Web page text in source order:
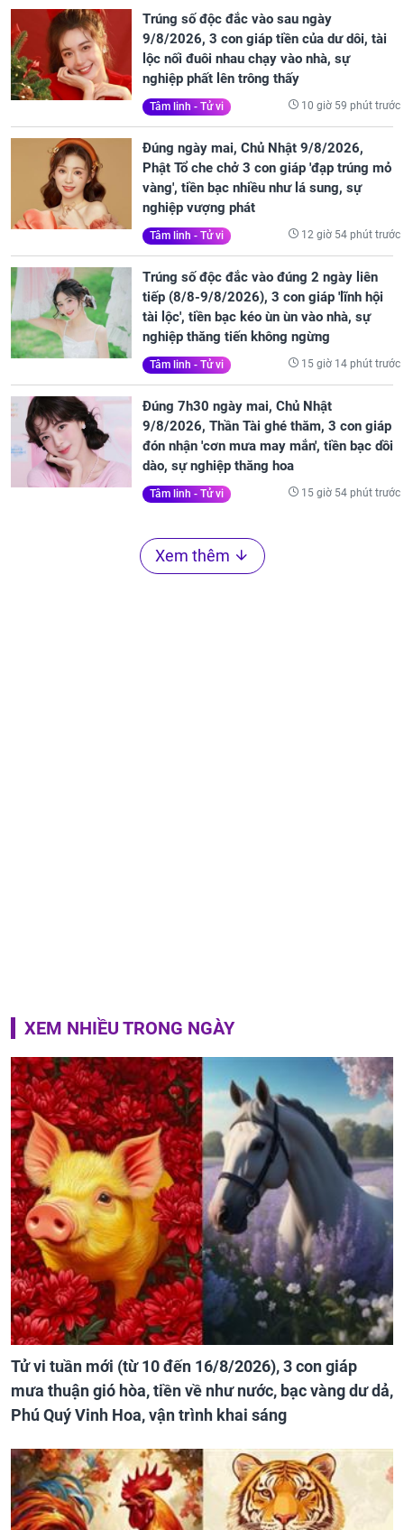
Trúng số độc đắc vào sau ngày
9/8/2026, 3 con giáp tiền của dư dôi, tài
lộc nối đuôi nhau chạy vào nhà, sự
nghiệp phất lên trông thấy
Tâm linh - Tử vi 10 giờ 59 phút trước
Đúng ngày mai, Chủ Nhật 9/8/2026,
Phật Tổ che chở 3 con giáp 'đạp trúng mỏ
vàng', tiền bạc nhiều như lá sung, sự
nghiệp vượng phát
Tâm linh - Tử vi 12 giờ 54 phút trước
Trúng số độc đắc vào đúng 2 ngày liên
tiếp (8/8-9/8/2026), 3 con giáp 'lĩnh hội
tài lộc', tiền bạc kéo ùn ùn vào nhà, sự
nghiệp thăng tiến không ngừng
Tâm linh - Tử vi 15 giờ 14 phút trước
Đúng 7h30 ngày mai, Chủ Nhật
9/8/2026, Thần Tài ghé thăm, 3 con giáp
đón nhận 'cơn mưa may mắn', tiền bạc dồi
dào, sự nghiệp thăng hoa
Tâm linh - Tử vi 15 giờ 54 phút trước
Xem thêm
XEM NHIỀU TRONG NGÀY
Tử vi tuần mới (từ 10 đến 16/8/2026), 3 con giáp
mưa thuận gió hòa, tiền về như nước, bạc vàng dư dả,
Phú Quý Vinh Hoa, vận trình khai sáng